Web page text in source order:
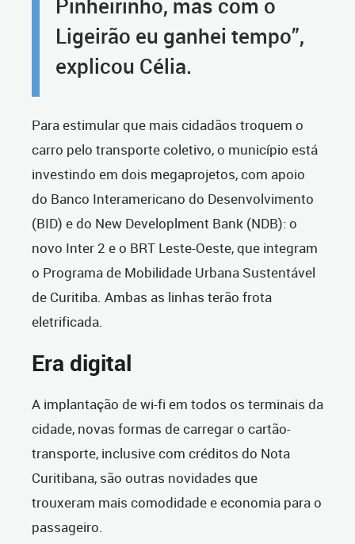
Pinheirinho, mas com o
Ligeirão eu ganhei tempo”,
explicou Célia.
Para estimular que mais cidadãos troquem o
carro pelo transporte coletivo, o município está
investindo em dois megaprojetos, com apoio
do Banco Interamericano do Desenvolvimento
(BID) e do New Developlment Bank (NDB): o
novo Inter 2 e o BRT Leste-Oeste, que integram
o Programa de Mobilidade Urbana Sustentável
de Curitiba. Ambas as linhas terão frota
eletrificada.
Era digital
A implantação de wi-fi em todos os terminais da
cidade, novas formas de carregar o cartão-
transporte, inclusive com créditos do Nota
Curitibana, são outras novidades que
trouxeram mais comodidade e economia para o
passageiro.